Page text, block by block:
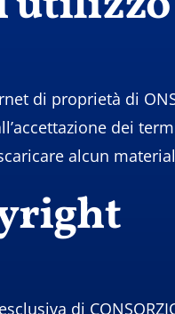
di proprietà di
dei
alcun
di CONSORZIO